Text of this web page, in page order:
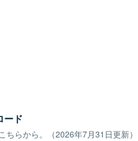
ード
らから。（2026年7月31日更新）